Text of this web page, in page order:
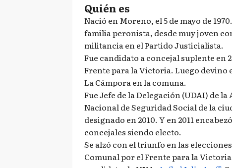
Quién es
Nació en Moreno, el 5 de mayo de
familia peronista, desde muy joven
militancia en el Partido Justicialista.
Fue candidato a concejal suplente en
Frente para la Victoria. Luego devino
La Cámpora en la comuna.
Fue Jefe de la Delegación (UDAI) de
Nacional de Seguridad Social de la
designado en 2010. Y en 2011
concejales siendo electo.
Se alzó con el triunfo en las elecciones
Comunal por el Frente para la